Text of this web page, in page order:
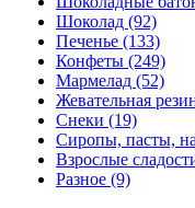
Шоколад (92)
Печенье (133)
Конфеты (249)
Мармелад (52)
Жевательная
Снеки (19)
Сиропы, пасты,
Взрослые
Разное (9)